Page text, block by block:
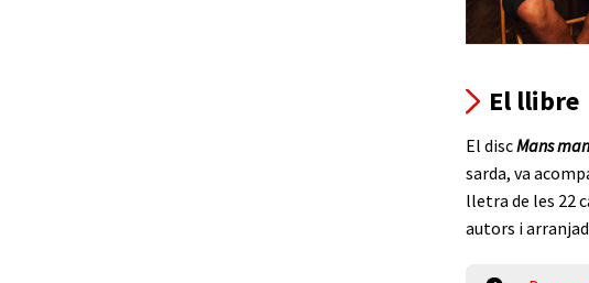
El llibre
El discMans
sarda, va
lletra de les 22
autors i